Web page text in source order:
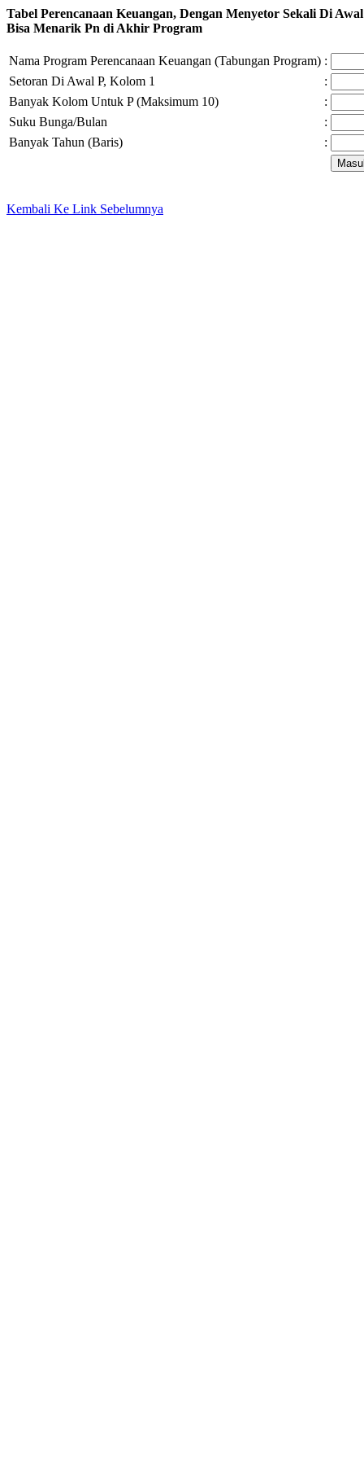
Tabel Perencanaan Keuangan, Dengan Menyetor Sekali Di
Bisa Menarik Pn di Akhir Program
Nama Program Perencanaan Keuangan (Tabungan Program) :
Setoran Di Awal P, Kolom 1
:
Banyak Kolom Untuk P (Maksimum 10)
:
Suku Bunga/Bulan
:
Banyak Tahun (Baris)
:
Kembali Ke Link Sebelumnya